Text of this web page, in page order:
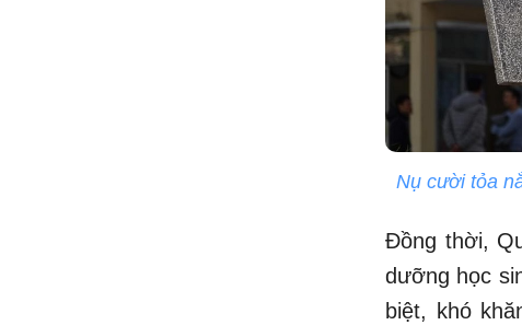
Nụ cười tỏa
Đồng thời,
dưỡng học
biệt, khó